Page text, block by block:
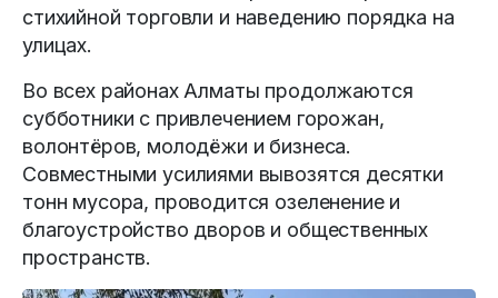
стихийной торговли и наведению порядка на
улицах.
Во всех районах Алматы продолжаются
субботники с привлечением горожан,
волонтёров, молодёжи и бизнеса.
Совместными усилиями вывозятся десятки
тонн мусора, проводится озеленение и
благоустройство дворов и общественных
пространств.